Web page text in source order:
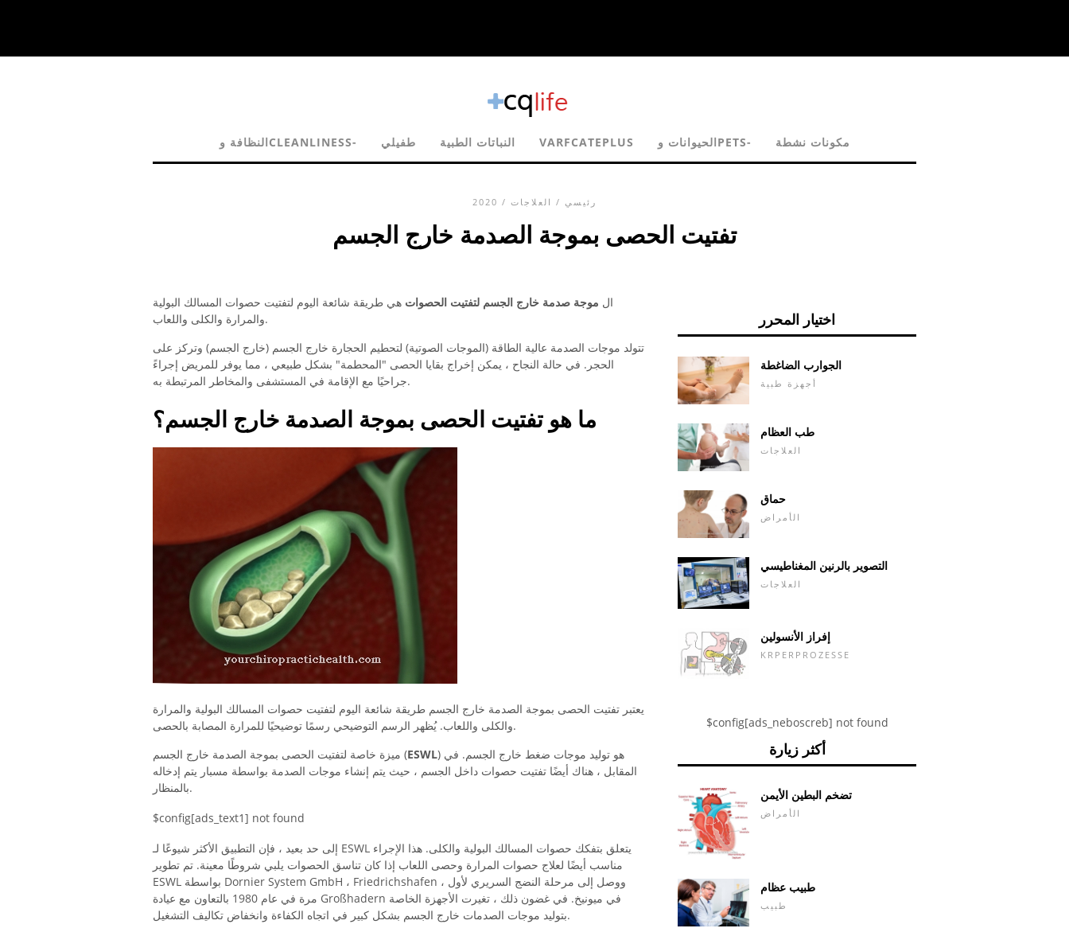
النظافة وCLEANLINESS- طفيلي النباتات الطبية VARFCATEPLUS الحيوانات وPETS- مكونات نشطة
رئيسي / العلاجات / 2020
تفتيت الحصى بموجة الصدمة خارج الجسم
ال موجة صدمة خارج الجسم لتفتيت الحصوات هي طريقة شائعة اليوم لتفتيت حصوات المسالك البولية
والمرارة والكلى واللعاب.
تتولد موجات الصدمة عالية الطاقة (الموجات الصوتية) لتحطيم الحجارة خارج الجسم (خارج الجسم) وتركز على
الحجر. في حالة النجاح ، يمكن إخراج بقايا الحصى "المحطمة" بشكل طبيعي ، مما يوفر للمريض إجراءً
جراحيًا مع الإقامة في المستشفى والمخاطر المرتبطة به.
ما هو تفتيت الحصى بموجة الصدمة خارج الجسم؟
يعتبر تفتيت الحصى بموجة الصدمة خارج الجسم طريقة شائعة اليوم لتفتيت حصوات المسالك البولية والمرارة
والكلى واللعاب. يُظهر الرسم التوضيحي رسمًا توضيحيًا للمرارة المصابة بالحصى.
ميزة خاصة لتفتيت الحصى بموجة الصدمة خارج الجسم (ESWL) هو توليد موجات ضغط خارج الجسم. في
المقابل ، هناك أيضًا تفتيت حصوات داخل الجسم ، حيث يتم إنشاء موجات الصدمة بواسطة مسبار يتم إدخاله
بالمنظار.
$config[ads_text1] not found
إلى حد بعيد ، فإن التطبيق الأكثر شيوعًا لـ ESWL يتعلق بتفكك حصوات المسالك البولية والكلى. هذا الإجراء
مناسب أيضًا لعلاج حصوات المرارة وحصى اللعاب إذا كان تناسق الحصوات يلبي شروطًا معينة. تم تطوير
ESWL بواسطة Dornier System GmbH ، Friedrichshafen ، ووصل إلى مرحلة النضج السريري لأول
مرة في عام 1980 بالتعاون مع عيادة Großhadern في ميونيخ. في غضون ذلك ، تغيرت الأجهزة الخاصة
بتوليد موجات الصدمات خارج الجسم بشكل كبير في اتجاه الكفاءة وانخفاض تكاليف التشغيل.
اختيار المحرر
الجوارب الضاغطة
أجهزة طبية
طب العظام
العلاجات
حماق
الأمراض
التصوير بالرنين المغناطيسي
العلاجات
إفراز الأنسولين
KRPERPROZESSE
$config[ads_neboscreb] not found
أكثر زيارة
تضخم البطين الأيمن
الأمراض
طبيب عظام
طبيب